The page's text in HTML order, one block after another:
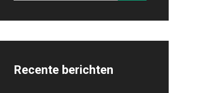
Recente berichten